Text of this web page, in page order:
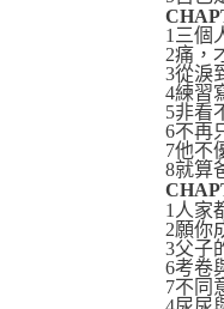
1三個
2痛，
3從淚
4練習
5非看
6不再
7他不
8就算
1人家
2願你
3父子
6考卷
7不同